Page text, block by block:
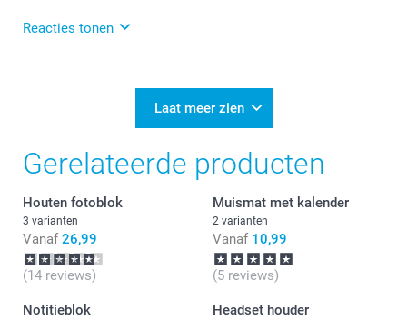
Reacties tonen
Bedankt voor je review. Fijn om te horen dat je
ervan. Wellicht kunnen we dit in de toekomst
aanbieden. Op dit moment zijn er wel veel designs
Veel plezier van je muismat en we zien je graag nog
eens terug.
Laat meer zien
Gerelateerde producten
Houten fotoblok
3 varianten
Vanaf 26,99
(14 reviews)
Muismat met kalender
2 varianten
Vanaf 10,99
(5 reviews)
Notitieblok
Headset houder